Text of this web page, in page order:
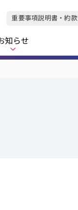
知らせ
重要事項説明書・約款